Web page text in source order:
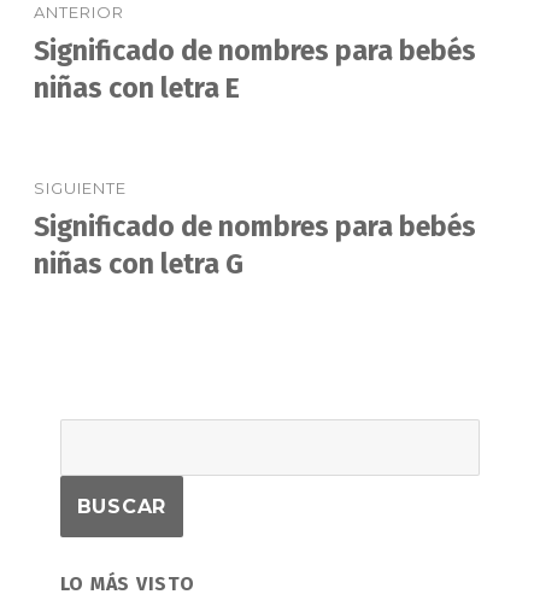
de
entradas
ANTERIOR
Entrada
anterior:
Significado de nombres para bebés
niñas con letra E
SIGUIENTE
Entrada
siguiente:
Significado de nombres para bebés
niñas con letra G
LO MÁS VISTO